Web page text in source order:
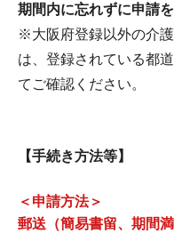
期間内に忘れずに申請を
※大阪府登録以外の介
は、登録されている都
てご確認ください。
【手続き方法等】
＜申請方法＞
郵送（簡易書留、期間